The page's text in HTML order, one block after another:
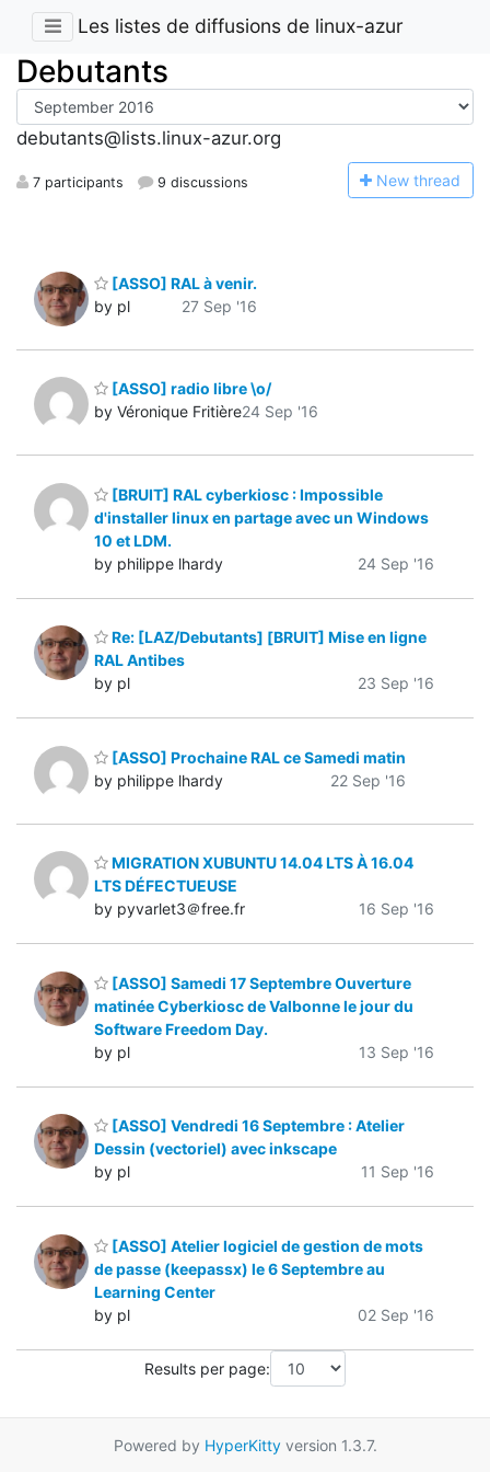
Les listes de diffusions de linux-azur
Debutants
debutants@lists.linux-azur.org
7 participants 9 discussions New thread
[ASSO] RAL à venir.
by pl
27 Sep '16
[ASSO] radio libre \o/
by Véronique Fritière24 Sep '16
[BRUIT] RAL cyberkiosc : Impossible
d'installer linux en partage avec un Windows
10 et LDM.
by philippe lhardy
24 Sep '16
Re: [LAZ/Debutants] [BRUIT] Mise en ligne
RAL Antibes
by pl
23 Sep '16
[ASSO] Prochaine RAL ce Samedi matin
by philippe lhardy
22 Sep '16
MIGRATION XUBUNTU 14.04 LTS À 16.04
LTS DÉFECTUEUSE
by pyvarlet3＠free.fr
16 Sep '16
[ASSO] Samedi 17 Septembre Ouverture
matinée Cyberkiosc de Valbonne le jour du
Software Freedom Day.
by pl
13 Sep '16
[ASSO] Vendredi 16 Septembre : Atelier
Dessin (vectoriel) avec inkscape
by pl
11 Sep '16
[ASSO] Atelier logiciel de gestion de mots
de passe (keepassx) le 6 Septembre au
Learning Center
by pl
02 Sep '16
Results per page:
Powered by HyperKittyversion 1.3.7.